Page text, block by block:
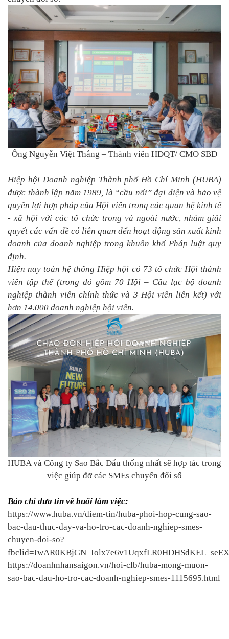
Ông Nguyễn Việt Thắng – Thành viên HĐQT/ CMO SBD
Hiệp hội Doanh nghiệp Thành phố Hồ Chí Minh (HUBA)
được thành lập năm 1989, là “cầu nối” đại diện và bảo vệ
quyền lợi hợp pháp của Hội viên trong các quan hệ kinh tế
- xã hội với các tổ chức trong và ngoài nước, nhằm giải
quyết các vấn đề có liên quan đến hoạt động sản xuất kinh
doanh của doanh nghiệp trong khuôn khổ Pháp luật quy
định.
Hiện nay toàn hệ thống Hiệp hội có 73 tổ chức Hội thành
viên tập thể (trong đó gồm 70 Hội – Câu lạc bộ doanh
nghiệp thành viên chính thức và 3 Hội viên liên kết) với
hơn 14.000 doanh nghiệp hội viên.
HUBA và Công ty Sao Bắc Đẩu thống nhất sẽ hợp tác trong
việc giúp đỡ các SMEs chuyển đổi số
Báo chí đưa tin về buổi làm việc:
https://www.huba.vn/diem-tin/huba-phoi-hop-cung-sao-
bac-dau-thuc-day-va-ho-tro-cac-doanh-nghiep-smes-
chuyen-doi-so?
https://doanhnhansaigon.vn/hoi-clb/huba-mong-muon-
sao-bac-dau-ho-tro-cac-doanh-nghiep-smes-1115695.html